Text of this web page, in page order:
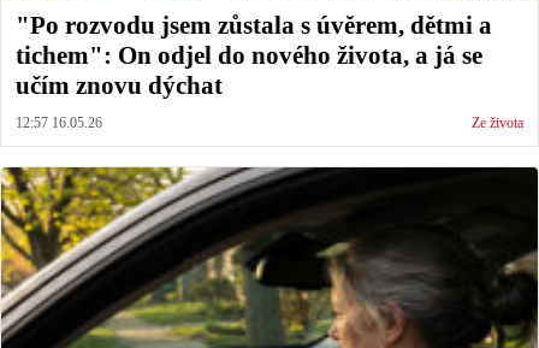
"Po rozvodu jsem zůstala s úvěrem, dětmi a
tichem": On odjel do nového života, a já se
učím znovu dýchat
12:57 16.05.26 Ze života